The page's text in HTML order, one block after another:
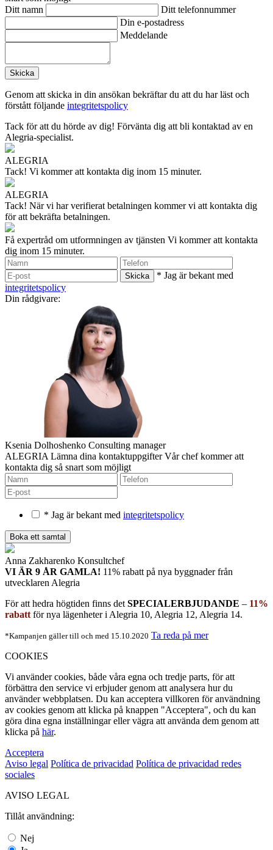
Ditt namn
Ditt telefonnummer
Din e-postadress
Meddelande
Genom att skicka in din ansökan bekräftar du att du har läst och
förstått följande integritetspolicy
Tack för att du hörde av dig! Förvänta dig att bli kontaktad av en
Alegria-specialist.
ALEGRIA
Tack! Vi kommer att kontakta dig inom 15 minuter.
ALEGRIA
Tack! När vi har verifierat betalningen kommer vi att kontakta dig
för att bekräfta betalningen.
Få expertråd om utformningen av tjänsten Vi kommer att kontakta
dig inom 15 minuter.
* Jag är bekant med
integritetspolicy
Din rådgivare:
Ksenia Dolhoshenko Consulting manager
ALEGRIA Lämna dina kontaktuppgifter Vår chef kommer att
kontakta dig så snart som möjligt
* Jag är bekant med integritetspolicy
Anna Zakharenko Konsultchef
VI ÄR 9 ÅR GAMLA! 11% rabatt på nya byggnader från
utvecklaren Alegria
För att hedra högtiden finns det SPECIALERBJUDANDE – 11%
rabatt för nya lägenheter i Alegria 10, Alegria 12, Alegria 14.
*Kampanjen gäller till och med 15.10.2020 Ta reda på mer
COOKIES
Vi använder cookies, både våra egna och tredje parts, för att
förbättra den service vi erbjuder genom att analysera hur du
använder webbplatsen. Du kan acceptera villkoren för användning
av cookies genom att klicka på knappen "Acceptera", och du kan
göra dina egna inställningar eller vägra att använda dem genom att
klicka på här.
Acceptera
Aviso legal Política de privacidad Política de privacidad redes
sociales
AVISO LEGAL
Tillåt användning:
Nej